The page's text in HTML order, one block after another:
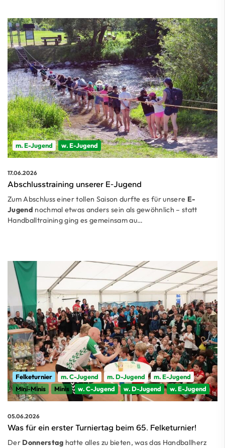
m. E-Jugend w. E-Jugend
17.06.2026
Abschlusstraining unserer E-Jugend
Zum Abschluss einer tollen Saison durfte es für unsere E-
Jugend nochmal etwas anders sein als gewöhnlich – statt
Handballtraining ging es gemeinsam au…
Felketurnier m. C-Jugend m. D-Jugend
m. E-Jugend
Mini-Minis
Minis w. C-Jugend w. D-Jugend w. E-Jugend
05.06.2026
Was für ein erster Turniertag beim 65. Felketurnier!
Der Donnerstag hatte alles zu bieten, was das Handballherz